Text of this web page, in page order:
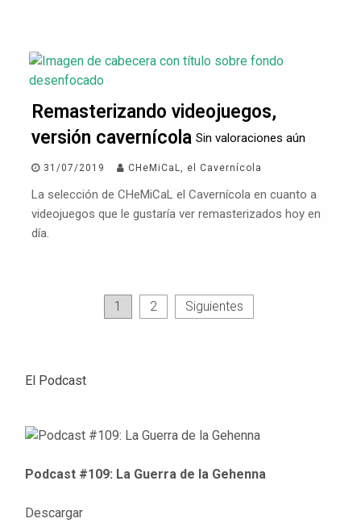
Remasterizando videojuegos,
versión cavernícola Sin valoraciones aún
31/07/2019 CHeMiCaL, el Cavernícola
La selección de CHeMiCaL el Cavernícola en cuanto a
videojuegos que le gustaría ver remasterizados hoy en
día.
1 2 Siguientes
El Podcast
Podcast #109: La Guerra de la Gehenna
Descargar